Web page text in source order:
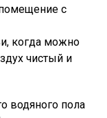
с
когда можно
чистый и
водяного пола